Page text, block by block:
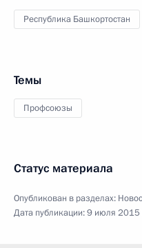
Республика Башкортостан
Темы
Профсоюзы
Статус материала
Опубликован в разделах:
Дата публикации:9 июля 2015